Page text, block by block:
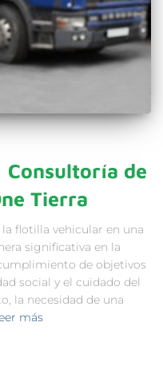
de
Tierra
flotilla vehicular en una
significativa en la
de objetivos
social y el cuidado del
la necesidad de una
más